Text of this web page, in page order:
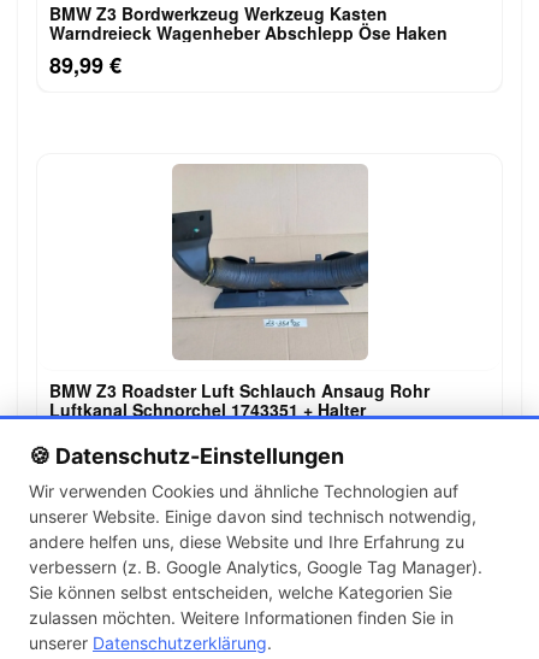
🍪 Datenschutz-Einstellungen
Wir verwenden Cookies und ähnliche Technologien auf
unserer Website. Einige davon sind technisch notwendig,
andere helfen uns, diese Website und Ihre Erfahrung zu
verbessern (z. B. Google Analytics, Google Tag Manager).
Sie können selbst entscheiden, welche Kategorien Sie
zulassen möchten. Weitere Informationen finden Sie in
unserer Datenschutzerklärung.
BMW Z3 Bordwerkzeug Werkzeug Kasten
Warndreieck Wagenheber Abschlepp Öse Haken
89,99 €
BMW Z3 Roadster Luft Schlauch Ansaug Rohr
Luftkanal Schnorchel 1743351 + Halter
99,00 €
← 1 2 3 … 142 →
Artikel pro Seite